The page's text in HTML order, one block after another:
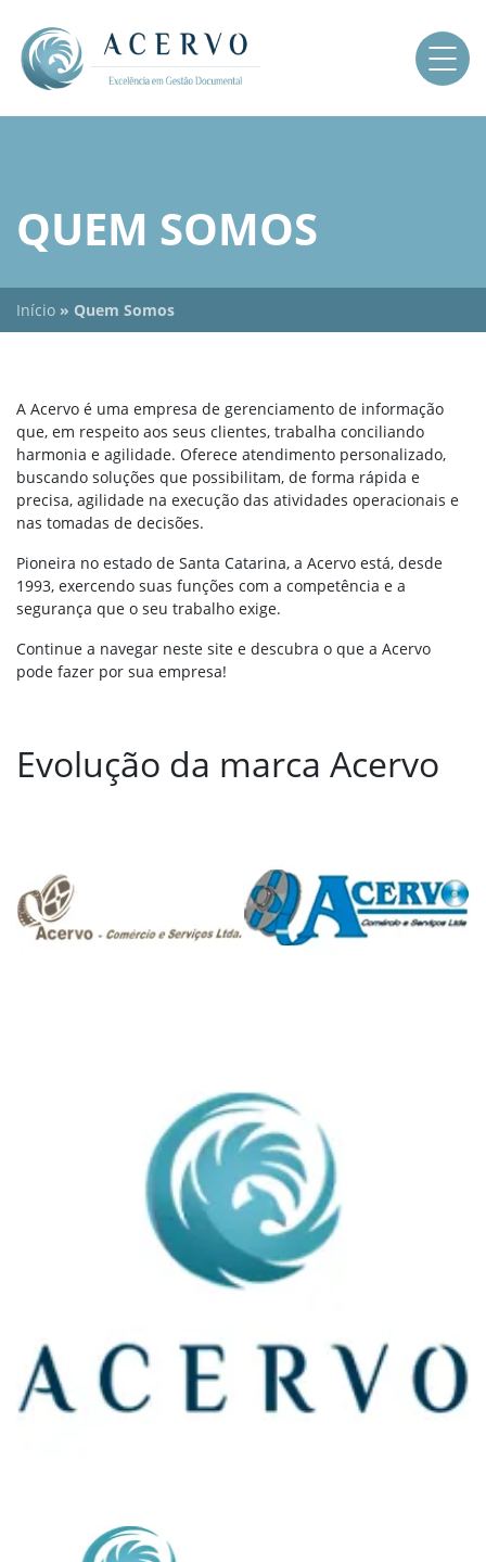
QUEM SOMOS
Início » Quem Somos
A Acervo é uma empresa de gerenciamento de informação
que, em respeito aos seus clientes, trabalha conciliando
harmonia e agilidade. Oferece atendimento personalizado,
buscando soluções que possibilitam, de forma rápida e
precisa, agilidade na execução das atividades operacionais e
nas tomadas de decisões.
Pioneira no estado de Santa Catarina, a Acervo está, desde
1993, exercendo suas funções com a competência e a
segurança que o seu trabalho exige.
Continue a navegar neste site e descubra o que a Acervo
pode fazer por sua empresa!
Evolução da marca Acervo